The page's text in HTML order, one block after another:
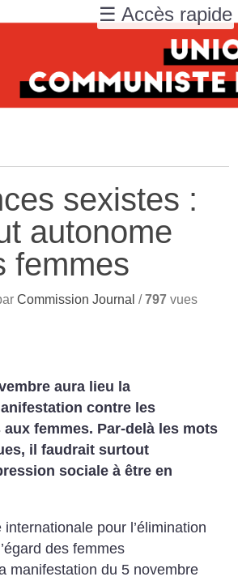
sexistes :
autonome
femmes
Commission Journal /797 vues
aura lieu la
contre les
femmes. Par-delà les mots
il faudrait surtout
sociale à être en
pour l’élimination
des femmes
manifestation du 5 novembre
☰ Accès rapide